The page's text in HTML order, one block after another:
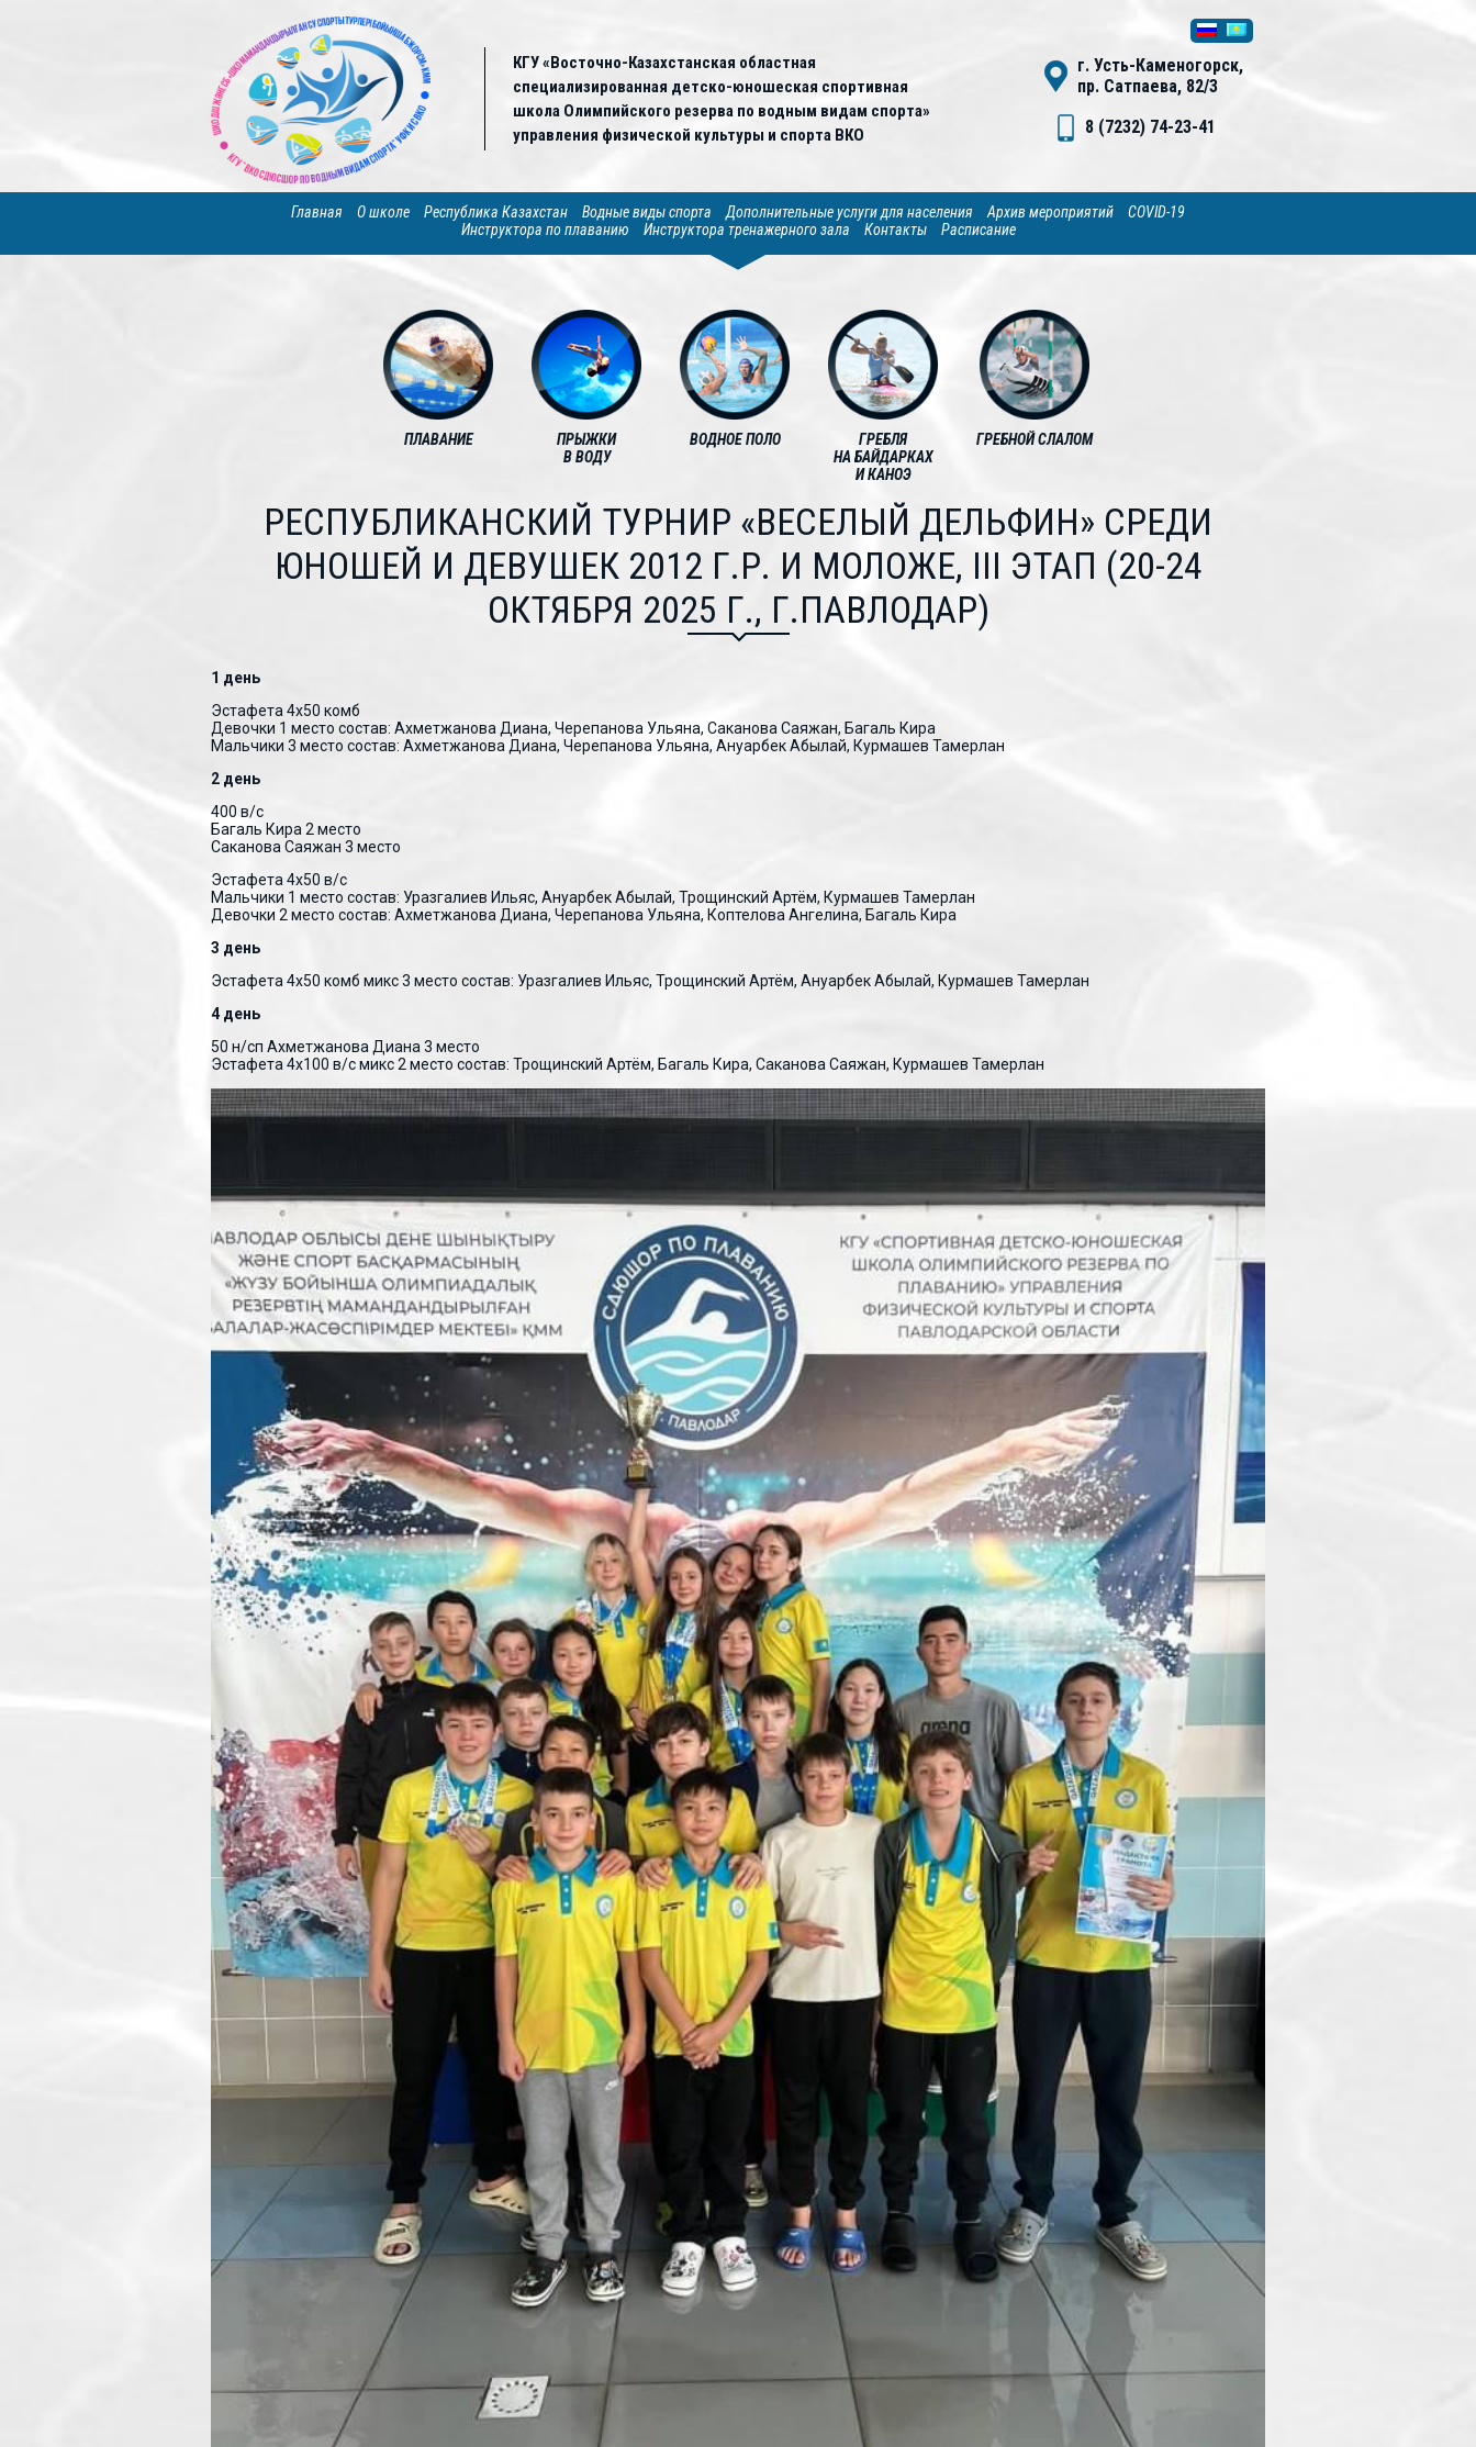
КГУ «Восточно-Казахстанская областная
специализированная детско-юношеская спортивная
школа Олимпийского резерва по водным видам спорта»
управления физической культуры и спорта ВКО
г. Усть-Каменогорск,
пр. Сатпаева, 82/3
8 (7232) 74-23-41
Главная О школе Республика Казахстан Водные виды спорта Дополнительные услуги для населения Архив мероприятий
COVID-19
Инструктора по плаванию
Инструктора тренажерного зала Контакты Расписание
ПЛАВАНИЕ
ПРЫЖКИ
В ВОДУ
ВОДНОЕ ПОЛО
ГРЕБЛЯ
НА БАЙДАРКАХ
И КАНОЭ
ГРЕБНОЙ СЛАЛОМ
РЕСПУБЛИКАНСКИЙ ТУРНИР «ВЕСЕЛЫЙ ДЕЛЬФИН» СРЕДИ
ЮНОШЕЙ И ДЕВУШЕК 2012 Г.Р. И МОЛОЖЕ, III ЭТАП (20-24
ОКТЯБРЯ 2025 Г., Г.ПАВЛОДАР)
1 день
Эстафета 4х50 комб
Девочки 1 место состав: Ахметжанова Диана, Черепанова Ульяна, Саканова Саяжан, Багаль Кира
Мальчики 3 место состав: Ахметжанова Диана, Черепанова Ульяна, Ануарбек Абылай, Курмашев Тамерлан
2 день
400 в/с
Багаль Кира 2 место
Саканова Саяжан 3 место
Эстафета 4х50 в/с
Мальчики 1 место состав: Уразгалиев Ильяс, Ануарбек Абылай, Трощинский Артём, Курмашев Тамерлан
Девочки 2 место состав: Ахметжанова Диана, Черепанова Ульяна, Коптелова Ангелина, Багаль Кира
3 день
Эстафета 4х50 комб микс 3 место состав: Уразгалиев Ильяс, Трощинский Артём, Ануарбек Абылай, Курмашев Тамерлан
4 день
50 н/сп Ахметжанова Диана 3 место
Эстафета 4х100 в/с микс 2 место состав: Трощинский Артём, Багаль Кира, Саканова Саяжан, Курмашев Тамерлан